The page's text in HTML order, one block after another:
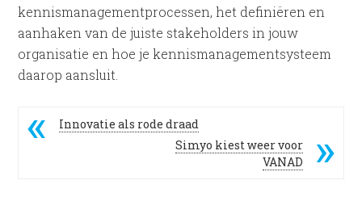
kennismanagementprocessen, het definiëren en
aanhaken van de juiste stakeholders in jouw
organisatie en hoe je kennismanagementsysteem
daarop aansluit.
Innovatie als rode draad
Simyo kiest weer voor
VANAD